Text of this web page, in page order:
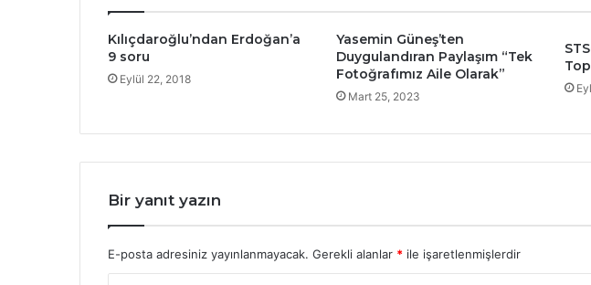
Kılıçdaroğlu’ndan Erdoğan’a
9 soru
Eylül 22, 2018
Yasemin Güneş’ten
Duygulandıran Paylaşım “Tek
Fotoğrafımız Aile Olarak”
Mart 25, 2023
Bir yanıt yazın
E-posta adresiniz yayınlanmayacak. Gerekli alanlar * ile işaretlenmişlerdir